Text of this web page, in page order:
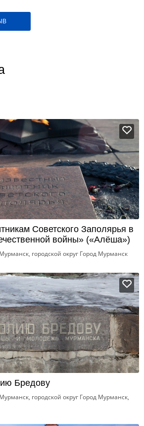
Советского Заполярья в
войны» («Алёша»)
городской округ Город Мурманск
Бредову
городской округ Город Мурманск,